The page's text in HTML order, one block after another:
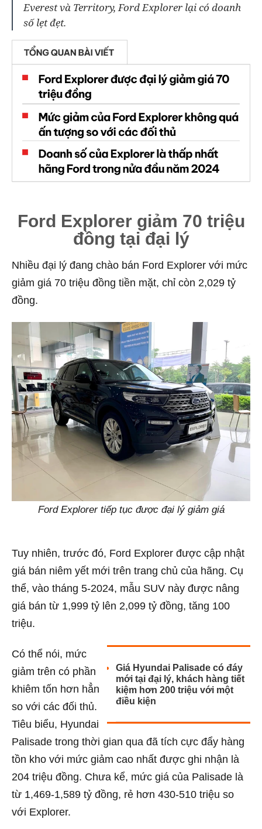
Everest và Territory, Ford Explorer lại có doanh
số lẹt đẹt.
Ford Explorer giảm 70 triệu
đồng tại đại lý
Nhiều đại lý đang chào bán Ford Explorer với mức
giảm giá 70 triệu đồng tiền mặt, chỉ còn 2,029 tỷ
đồng.
Ford Explorer tiếp tục được đại lý giảm giá
Tuy nhiên, trước đó, Ford Explorer được cập nhật
giá bán niêm yết mới trên trang chủ của hãng. Cụ
thể, vào tháng 5-2024, mẫu SUV này được nâng
giá bán từ 1,999 tỷ lên 2,099 tỷ đồng, tăng 100
triệu.
Giá Hyundai Palisade có đáy
mới tại đại lý, khách hàng tiết
kiệm hơn 200 triệu với một
điều kiện
Có thể nói, mức
giảm trên có phần
khiêm tốn hơn hẳn
so với các đối thủ.
Tiêu biểu, Hyundai
Palisade trong thời gian qua đã tích cực đẩy hàng
tồn kho với mức giảm cao nhất được ghi nhận là
204 triệu đồng. Chưa kể, mức giá của Palisade là
từ 1,469-1,589 tỷ đồng, rẻ hơn 430-510 triệu so
với Explorer.